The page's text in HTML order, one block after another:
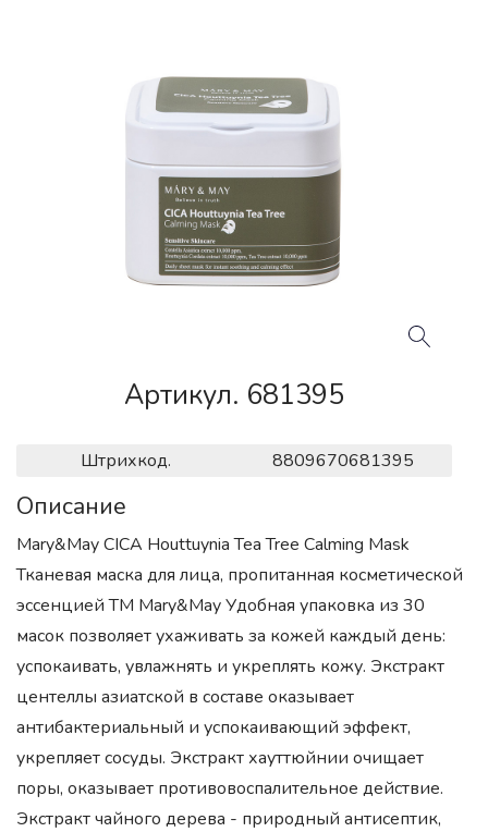
Артикул. 681395
Штрихкод. 8809670681395
Описание
Mary&May CICA Houttuynia Tea Tree Calming Mask
Тканевая маска для лица, пропитанная косметической
эссенцией ТМ Mary&May Удобная упаковка из 30
масок позволяет ухаживать за кожей каждый день:
успокаивать, увлажнять и укреплять кожу. Экстракт
центеллы азиатской в составе оказывает
антибактериальный и успокаивающий эффект,
укрепляет сосуды. Экстракт хауттюйнии очищает
поры, оказывает противовоспалительное действие.
Экстракт чайного дерева - природный антисептик,